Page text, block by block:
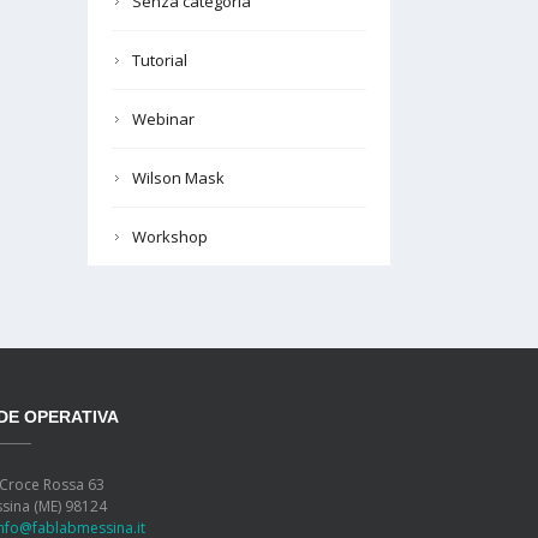
Tutorial
Webinar
Wilson Mask
Workshop
OPERATIVA
Rossa 63
(ME) 98124